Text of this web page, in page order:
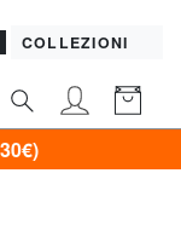
COLLEZIONI